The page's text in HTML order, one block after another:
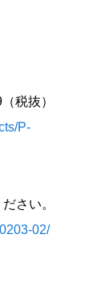
税抜）
P-
さい。
02/